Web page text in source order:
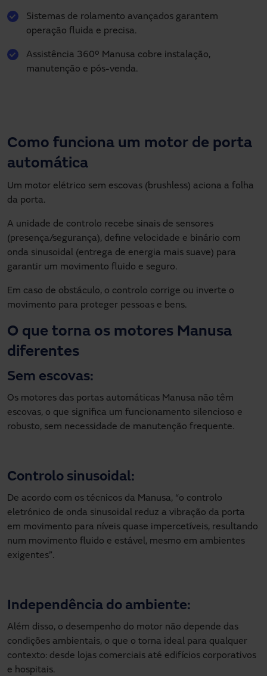
Sistemas de rolamento avançados garantem
operação fluida e precisa.
Assistência 360º Manusa cobre instalação,
manutenção e pós-venda.
Como funciona um motor de porta
automática
Um motor elétrico sem escovas (brushless) aciona a folha
da porta.
A unidade de controlo recebe sinais de sensores
(presença/segurança), define velocidade e binário com
onda sinusoidal (entrega de energia mais suave) para
garantir um movimento fluido e seguro.
Em caso de obstáculo, o controlo corrige ou inverte o
movimento para proteger pessoas e bens.
O que torna os motores Manusa
diferentes
Sem escovas:
Os motores das portas automáticas Manusa não têm
escovas, o que significa um funcionamento silencioso e
robusto, sem necessidade de manutenção frequente.
Controlo sinusoidal:
De acordo com os técnicos da Manusa, “o controlo
eletrónico de onda sinusoidal reduz a vibração da porta
em movimento para níveis quase impercetíveis, resultando
num movimento fluido e estável, mesmo em ambientes
exigentes”.
Independência do ambiente:
Além disso, o desempenho do motor não depende das
condições ambientais, o que o torna ideal para qualquer
contexto: desde lojas comerciais até edifícios corporativos
e hospitais.